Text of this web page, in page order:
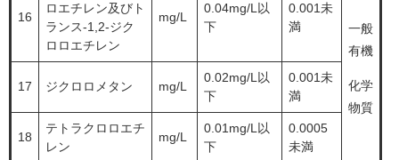
一般
有機
化学
物質
16
ロエチレン及びト
ランス-1,2-ジク
ロロエチレン
mg/L
0.04mg/L以
下
0.001未
満
17 ジクロロメタン mg/L
0.02mg/L以
下
0.001未
満
18
テトラクロロエチ
レン
mg/L
0.01mg/L以
下
0.0005
未満